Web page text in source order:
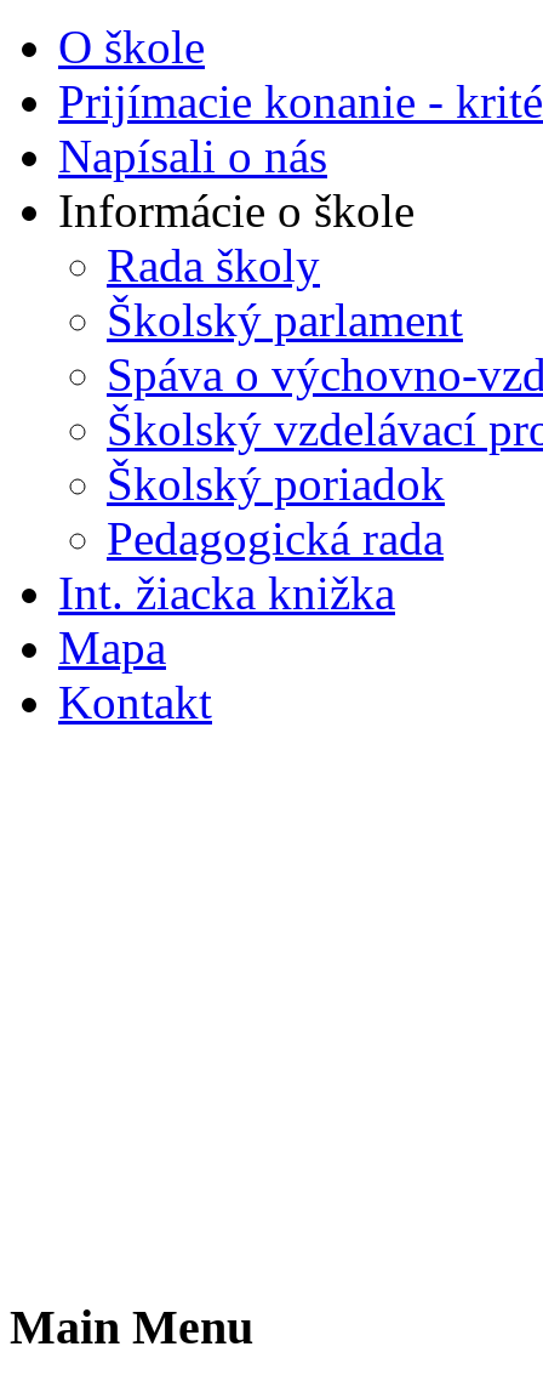
O škole
Prijímacie konanie -
Napísali o nás
Informácie o škole
Rada školy
Školský parlament
Spáva o výchovno-
Školský vzdelávací
Školský poriadok
Pedagogická rada
Int. žiacka knižka
Mapa
Kontakt
Main Menu